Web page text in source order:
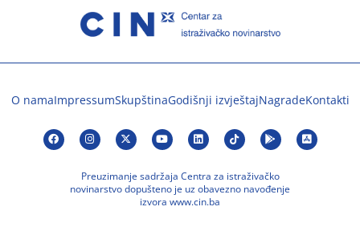
O namaImpressumSkupštinaGodišnji izvještajNagradeKontakti
Preuzimanje sadržaja Centra za istraživačko
novinarstvo dopušteno je uz obavezno navođenje
izvora www.cin.ba